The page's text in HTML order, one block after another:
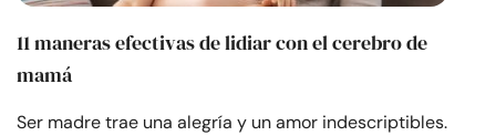
11 maneras efectivas de lidiar con el cerebro de
mamá
Ser madre trae una alegría y un amor indescriptibles.